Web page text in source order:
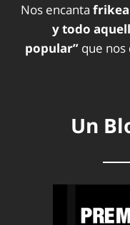
Nos encanta
y todo
popular” que nos
Un